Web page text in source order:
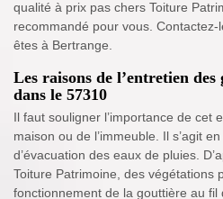
qualité à prix pas chers Toiture
recommandé pour vous.
êtes à Bertrange.
Les raisons de l’entretien
dans le 57310
Il faut souligner l’importance de cet
maison ou de l’immeuble. Il s’agit
d’évacuation des eaux de pluies.
Toiture Patrimoine, des végétations
fonctionnement de la gouttière au